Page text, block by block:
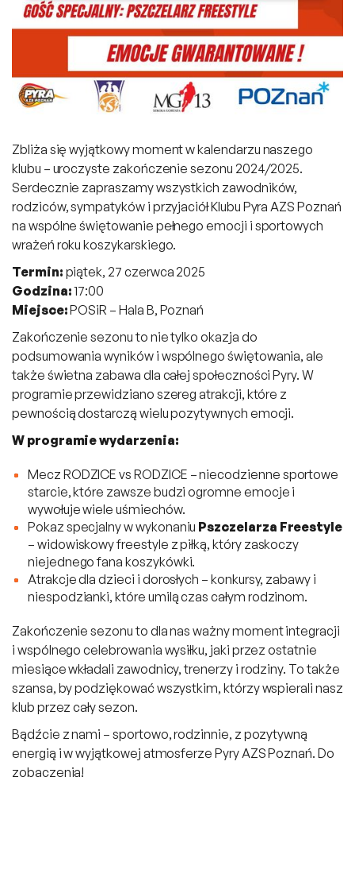
Zbliża się wyjątkowy moment w kalendarzu naszego
klubu – uroczyste zakończenie sezonu 2024/2025.
Serdecznie zapraszamy wszystkich zawodników,
rodziców, sympatyków i przyjaciół Klubu Pyra AZS Poznań
na wspólne świętowanie pełnego emocji i sportowych
wrażeń roku koszykarskiego.
Termin: piątek, 27 czerwca 2025
Godzina:17:00
Miejsce:POSiR – Hala B, Poznań
Zakończenie sezonu to nie tylko okazja do
podsumowania wyników i wspólnego świętowania, ale
także świetna zabawa dla całej społeczności Pyry. W
programie przewidziano szereg atrakcji, które z
pewnością dostarczą wielu pozytywnych emocji.
W programie wydarzenia:
Mecz RODZICE vs RODZICE – niecodzienne sportowe
starcie, które zawsze budzi ogromne emocje i
wywołuje wiele uśmiechów.
Pokaz specjalny w wykonaniu Pszczelarza Freestyle
– widowiskowy freestyle z piłką, który zaskoczy
niejednego fana koszykówki.
Atrakcje dla dzieci i dorosłych – konkursy, zabawy i
niespodzianki, które umilą czas całym rodzinom.
Zakończenie sezonu to dla nas ważny moment integracji
i wspólnego celebrowania wysiłku, jaki przez ostatnie
miesiące wkładali zawodnicy, trenerzy i rodziny. To także
szansa, by podziękować wszystkim, którzy wspierali nasz
klub przez cały sezon.
Bądźcie z nami – sportowo, rodzinnie, z pozytywną
energią i w wyjątkowej atmosferze Pyry AZS Poznań. Do
zobaczenia!